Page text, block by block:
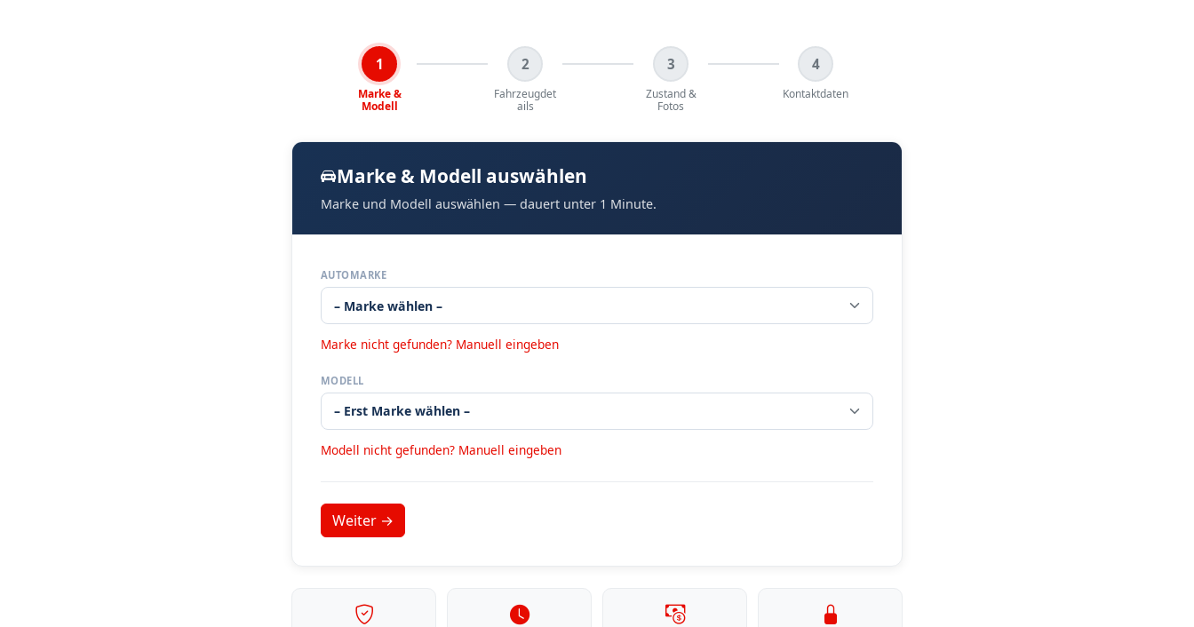
1
Marke &
Modell
2
Fahrzeugdet
ails
3
Zustand &
Fotos
4
Kontaktdaten
Marke & Modell auswählen
Marke und Modell auswählen — dauert unter 1 Minute.
AUTOMARKE
Marke nicht gefunden? Manuell eingeben
MODELL
Modell nicht gefunden? Manuell eingeben